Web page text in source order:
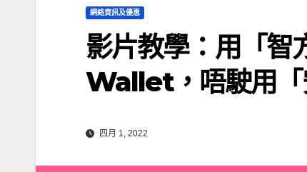
網絡資訊及優惠
影片教學：用「
Wallet，唔駛用「
四月 1, 2022